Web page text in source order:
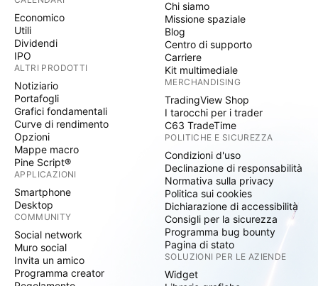
Economico
Utili
Dividendi
IPO
ALTRI PRODOTTI
Notiziario
Portafogli
Grafici fondamentali
Curve di rendimento
Opzioni
Mappe macro
Pine Script®
APPLICAZIONI
Smartphone
Desktop
COMMUNITY
Social network
Muro social
Invita un amico
Programma creator
Chi siamo
Missione spaziale
Blog
Centro di supporto
Carriere
Kit multimediale
MERCHANDISING
TradingView Shop
I tarocchi per i trader
C63 TradeTime
POLITICHE E SICUREZZA
Condizioni d'uso
Declinazione di responsabilità
Normativa sulla privacy
Politica sui cookies
Dichiarazione di accessibilità
Consigli per la sicurezza
Programma bug bounty
Pagina di stato
SOLUZIONI PER LE AZIENDE
Widget